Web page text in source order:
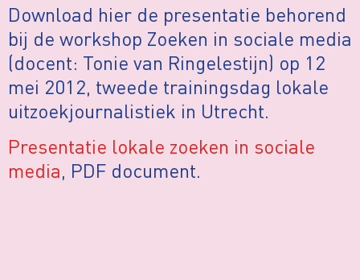
Download hier de presentatie behorend
bij de workshop Zoeken in sociale media
(docent: Tonie van Ringelestijn) op 12
mei 2012, tweede trainingsdag lokale
uitzoekjournalistiek in Utrecht.
Presentatie lokale zoeken in sociale
media, PDF document.